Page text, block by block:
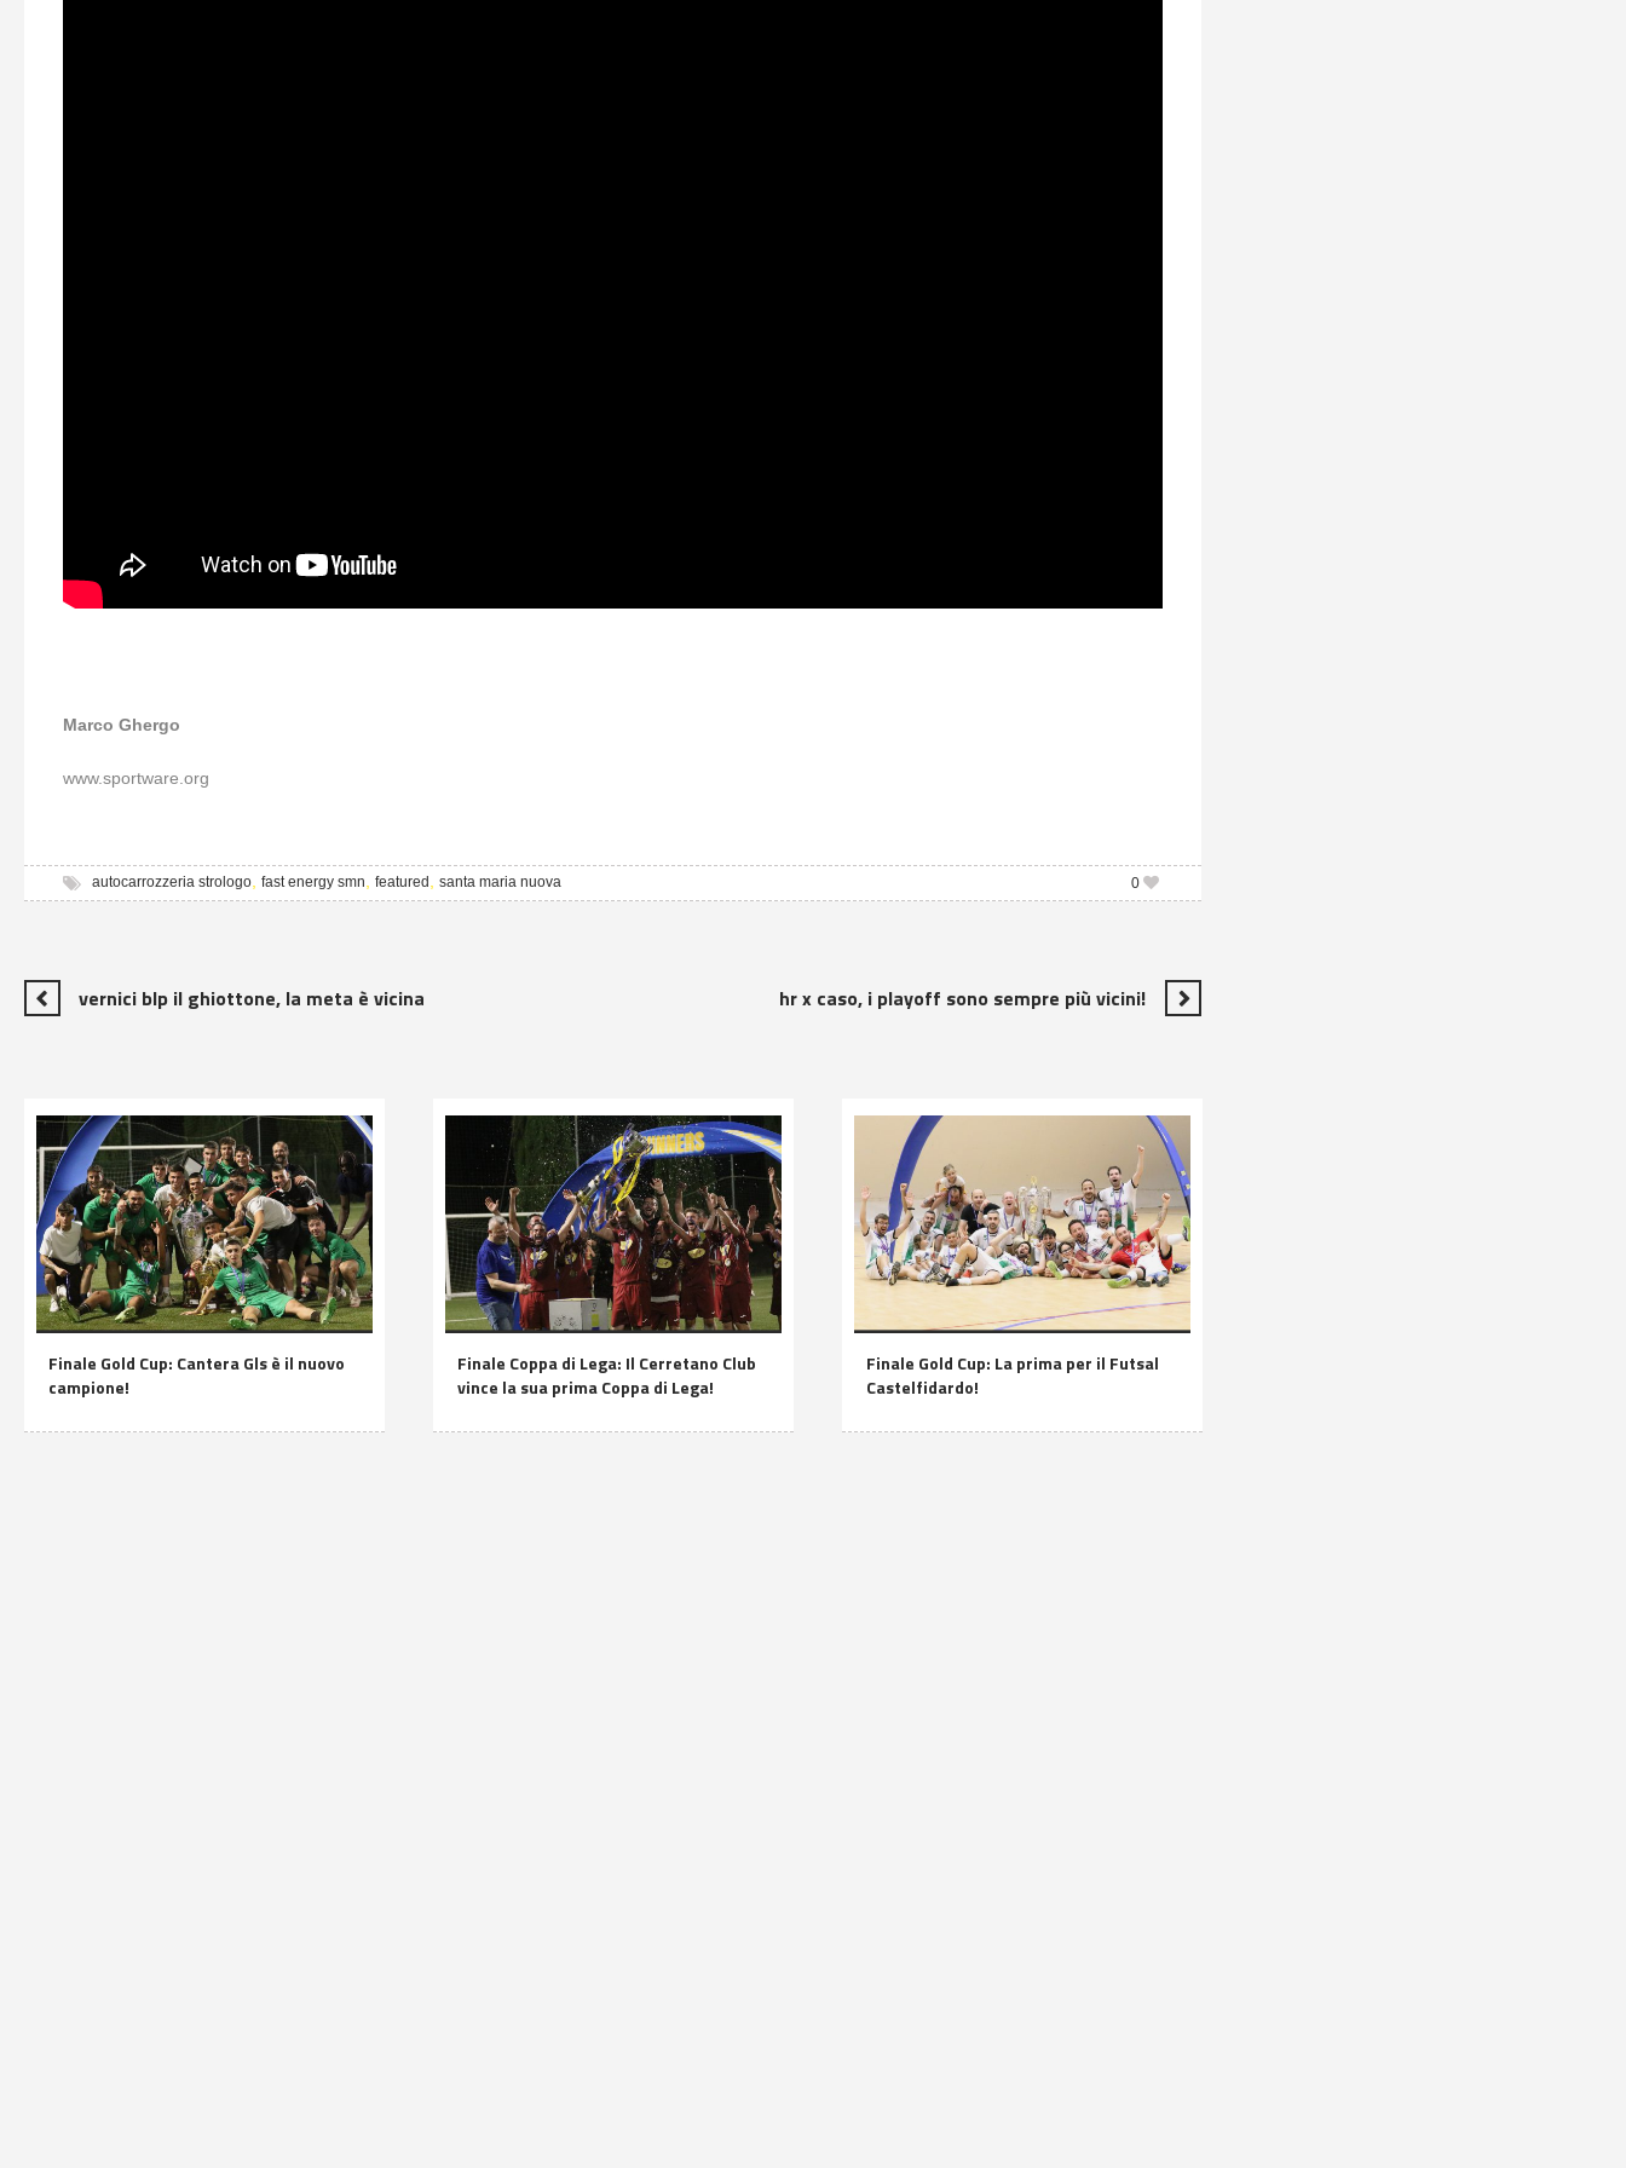
Marco Ghergo
www.sportware.org
0
autocarrozzeria strologo, fast energy smn, featured , santa maria nuova
hr x caso, i playoff sono sempre più vicini!
vernici blp il ghiottone, la meta è vicina
Finale Gold Cup: Cantera Gls è il nuovo
campione!
Finale Coppa di Lega: Il Cerretano Club
vince la sua prima Coppa di Lega!
Finale Gold Cup: La prima per il Futsal
Castelfidardo!